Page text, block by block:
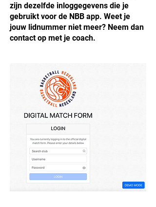
zijn dezelfde inloggegevens die je
gebruikt voor de NBB app. Weet je
jouw lidnummer niet meer? Neem dan
contact op met je coach.